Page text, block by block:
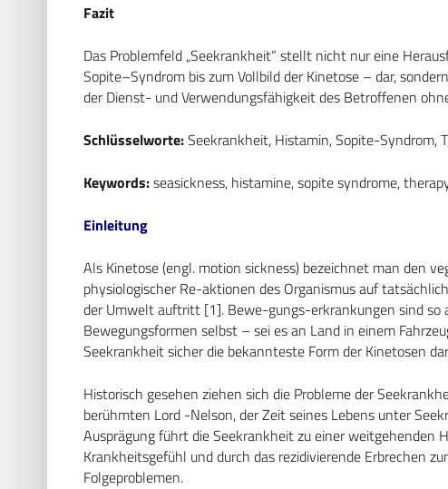
Fazit
Das Problemfeld „Seekrankheit“ stellt nicht nur eine
Sopite–Syndrom bis zum Vollbild der Kinetose – dar,
der Dienst- und Verwendungsfähigkeit des Betroffenen
Schlüsselworte:Seekrankheit, Histamin, Sopite-Syndrom,
Keywords:seasickness, histamine, sopite syndrome,
Einleitung
Als Kinetose (engl. motion sickness) bezeichnet man den
physiologischer Re-aktionen des Organismus auf
der Umwelt auftritt [1]. Bewe-gungs-erkrankungen sind so
Bewegungsformen selbst – sei es an Land in einem
Seekrankheit sicher die bekannteste Form der Kinetosen
Historisch gesehen ziehen sich die Probleme der
berühmten Lord -Nelson, der Zeit seines Lebens unter
Ausprägung führt die Seekrankheit zu einer weitgehenden
Krankheitsgefühl und durch das rezidivierende Erbrechen
Folgeproblemen.